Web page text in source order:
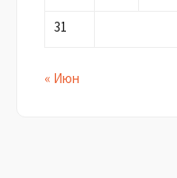
31
« Июн